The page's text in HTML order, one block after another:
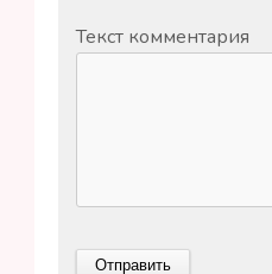
Текст комментария